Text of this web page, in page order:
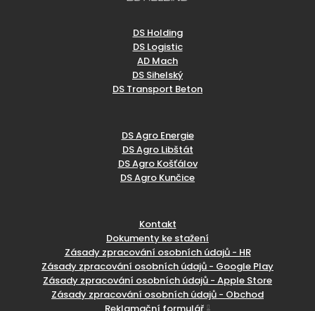
DS Holding
DS Logistic
AD Mach
DS Sihelský
DS Transport Beton
DS Agro Energie
DS Agro Libštát
DS Agro Košťálov
DS Agro Kunčice
Kontakt
Dokumenty ke stažení
Zásady zpracování osobních údajů - HR
Zásady zpracování osobních údajů - Google Play
Zásady zpracování osobních údajů - Apple Store
Zásady zpracování osobních údajů - Obchod